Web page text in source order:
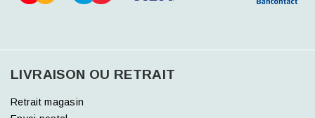
LIVRAISON OU RETRAIT
Retrait magasin